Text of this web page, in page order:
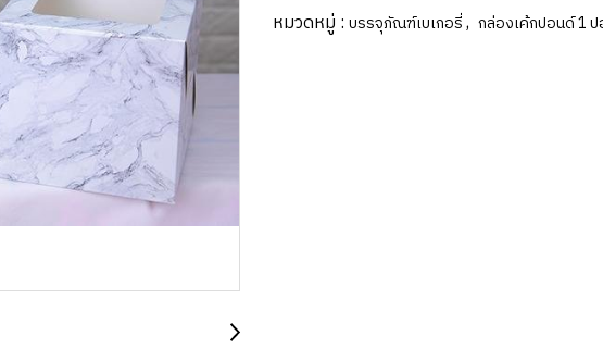
หมวดหมู่ : บรรจุภัณฑ์เบเกอรี่, กล่องเค้กปอนด์ 1